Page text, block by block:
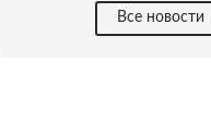
Все новости